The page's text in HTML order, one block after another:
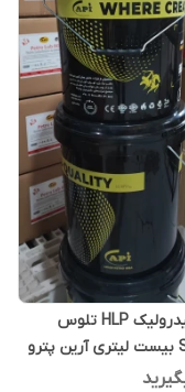
روغن هیدرولیک HLP تلوس
S4ME 46 بیست لیتری آرین پترو